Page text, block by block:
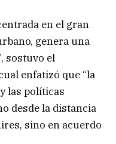
en el gran
genera una
sostuvo el
enfatizó que “la
las políticas
desde la distancia
sino en acuerdo